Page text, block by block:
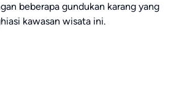
beberapa gundukan karang yang
kawasan wisata ini.